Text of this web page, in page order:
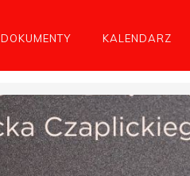
DOKUMENTY KALENDARZ